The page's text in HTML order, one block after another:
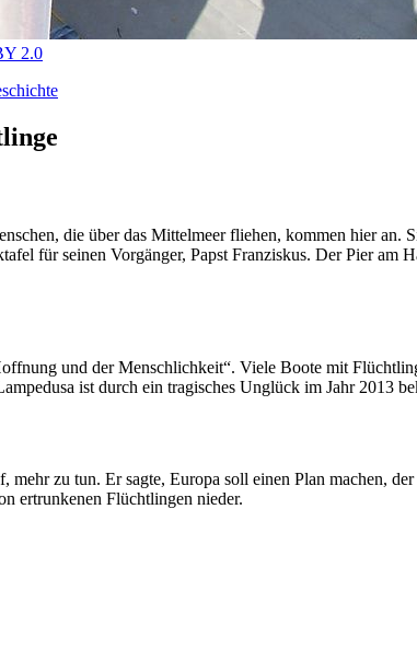
2.0
die über das Mittelmeer fliehen, kommen hier an.
für seinen Vorgänger, Papst Franziskus. Der Pier am
und der Menschlichkeit“. Viele Boote mit
ist durch ein tragisches Unglück im Jahr 2013
zu tun. Er sagte, Europa soll einen Plan machen,
ertrunkenen Flüchtlingen nieder.